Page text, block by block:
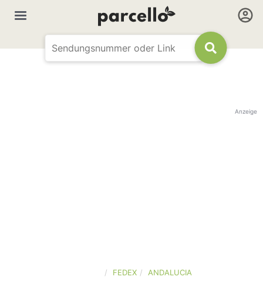
Anzeige
FEDEX ANDALUCIA